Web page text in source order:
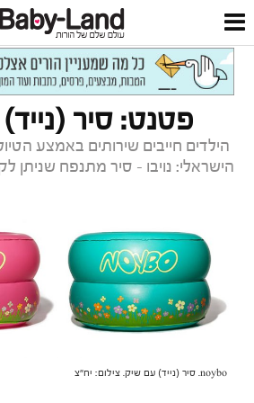
חדש על המדף
פטנט: סיר
הילדים חייבים שירותים באמצע
הישראלי: נויבו - סיר מתנפח שניתן
noybo. סיר (נייד) עם שיק. צילום: יח"צ